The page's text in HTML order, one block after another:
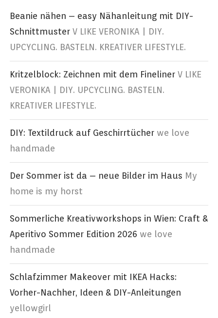
Beanie nähen – easy Nähanleitung mit DIY-
Schnittmuster V LIKE VERONIKA | DIY.
UPCYCLING. BASTELN. KREATIVER LIFESTYLE.
Kritzelblock: Zeichnen mit dem Fineliner V LIKE
VERONIKA | DIY. UPCYCLING. BASTELN.
KREATIVER LIFESTYLE.
DIY: Textildruck auf Geschirrtücher we love
handmade
Der Sommer ist da – neue Bilder im Haus My
home is my horst
Sommerliche Kreativworkshops in Wien: Craft &
Aperitivo Sommer Edition 2026 we love
handmade
Schlafzimmer Makeover mit IKEA Hacks:
Vorher-Nachher, Ideen & DIY-Anleitungen
yellowgirl